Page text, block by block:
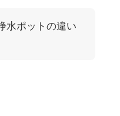
水ポットの違い